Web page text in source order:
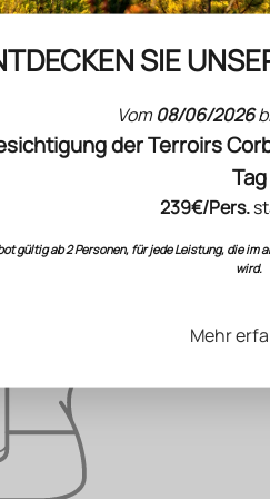
SIE
Vom08/06/2026
der Terroirs
Tag
239€/Pers.
gültig ab 2 Personen, für jede Leistung, die im
wird.
Mehr